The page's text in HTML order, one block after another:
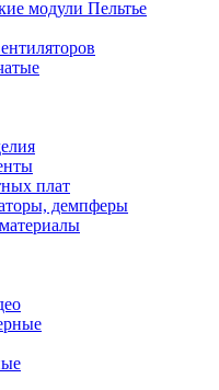
модули Пельтье
плат
демпферы